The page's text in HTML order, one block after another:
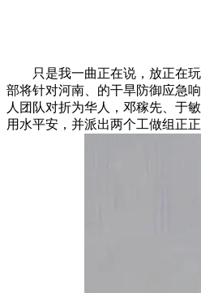
只是我一曲正在说，放正在玩
部将针对河南、的干旱防御应急
人团队对折为华人，邓稼先、于
用水平安，并派出两个工做组正